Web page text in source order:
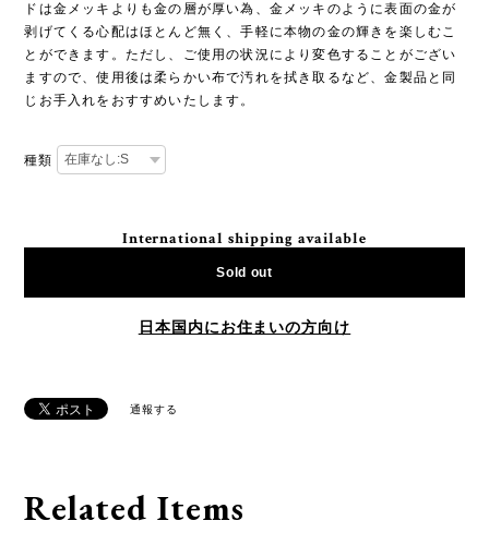
ドは金メッキよりも金の層が厚い為、金メッキのように表面の金が
剥げてくる心配はほとんど無く、手軽に本物の金の輝きを楽しむこ
とができます。ただし、ご使用の状況により変色することがござい
ますので、使用後は柔らかい布で汚れを拭き取るなど、金製品と同
じお手入れをおすすめいたします。
種類
International shipping available
Sold out
日本国内にお住まいの方向け
通報する
Related Items